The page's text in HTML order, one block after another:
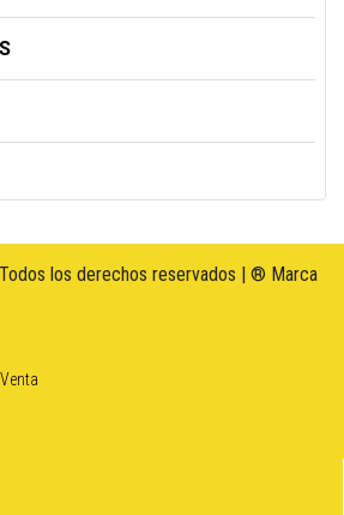
los derechos reservados | ® Marca